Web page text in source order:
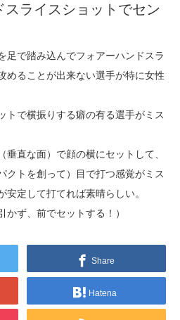
スライスショットでセン
足で踏み込んでフォアーハンドスラ
めることが出来ない選手が特に女性
トで横振りする癖の有る選手がミス
垂直な面）で顔の横にセットして、
クトを創って）目で打つ感覚がミス
安定して打てれば素晴らしい。
かず、前でセットする！）
Share
Hatena